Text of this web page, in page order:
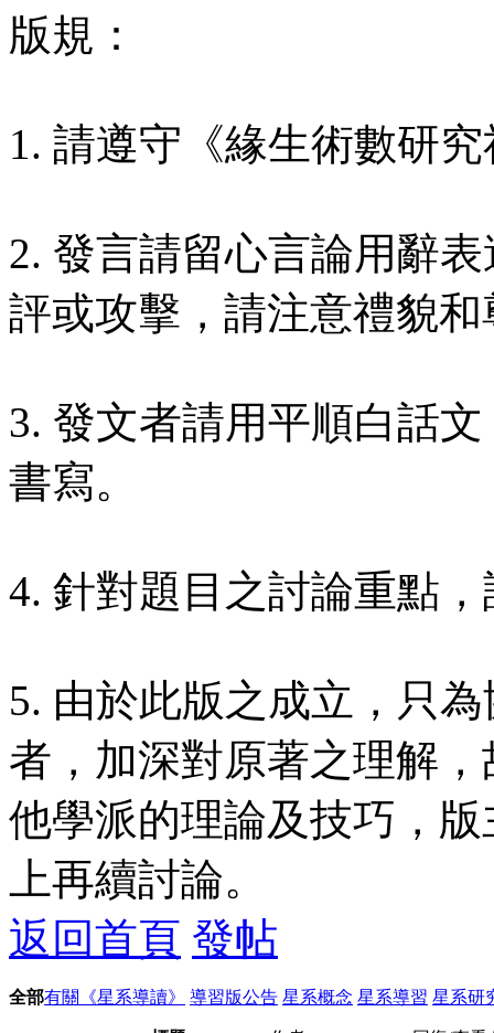
版規：
1. 請遵守《緣生術數研
2. 發言請留心言論用辭
評或攻擊，請注意禮貌和
3. 發文者請用平順白話
書寫。
4. 針對題目之討論重點
5. 由於此版之成立，只
者，加深對原著之理解
他學派的理論及技巧，
上再續討論。
返回首頁 發帖
全部有關《星系導讀》 導習版公告 星系概念 星系導習 星系研